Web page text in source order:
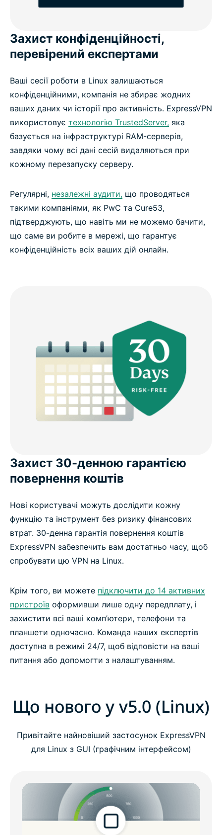
Захист конфіденційності,
перевірений експертами
Ваші сесії роботи в Linux залишаються
конфіденційними, компанія не збирає жодних
ваших даних чи історії про активність. ExpressVPN
використовує технологію TrustedServer, яка
базується на інфраструктурі RAM-серверів,
завдяки чому всі дані сесій видаляються при
кожному перезапуску серверу.
Регулярні, незалежні аудити, що проводяться
такими компаніями, як PwC та Cure53,
підтверджують, що навіть ми не можемо бачити,
що саме ви робите в мережі, що гарантує
конфіденційність всіх ваших дій онлайн.
Захист 30-денною гарантією
повернення коштів
Нові користувачі можуть дослідити кожну
функцію та інструмент без ризику фінансових
втрат. 30-денна гарантія повернення коштів
ExpressVPN забезпечить вам достатньо часу, щоб
спробувати цю VPN на Linux.
Крім того, ви можете підключити до 14 активних
пристроїв оформивши лише одну передплату, і
захистити всі ваші комп’ютери, телефони та
планшети одночасно. Команда наших експертів
доступна в режимі 24/7, щоб відповісти на ваші
питання або допомогти з налаштуванням.
Що нового у v5.0 (Linux)
Привітайте найновіший застосунок ExpressVPN
для Linux з GUI (графічним інтерфейсом)